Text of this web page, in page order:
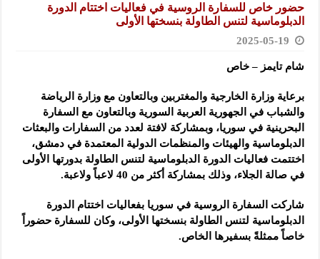
حضور خاص للسفارة الروسية في فعاليات اختتام الدورة
الدبلوماسية لتنس الطاولة بنسختها الأولى
2025-05-19
شام تايمز – خاص
برعاية وزارة الخارجية والمغتربين وبالتعاون مع وزارة الرياضة
والشباب في الجهورية العربية السورية وبالتعاون مع السفارة
البحرينية في سوريا، وبمشاركة لافتة لعدد من السفارات والبعثات
الدبلوماسية والهيئات والمنظمات الدولية المعتمدة في دمشق،
اختتمت فعاليات الدورة الدبلوماسية لتنس الطاولة بدورتها الأولى
في صالة الجلاء، وذلك بمشاركة أكثر من 40 لاعباً ولاعبة.
شاركت السفارة الروسية في سوريا بفعاليات اختتام الدورة
الدبلوماسية لتنس الطاولة بنسختها الأولى، وكان للسفارة حضوراً
خاصاً ممثلةً بسفيرها الخاص.